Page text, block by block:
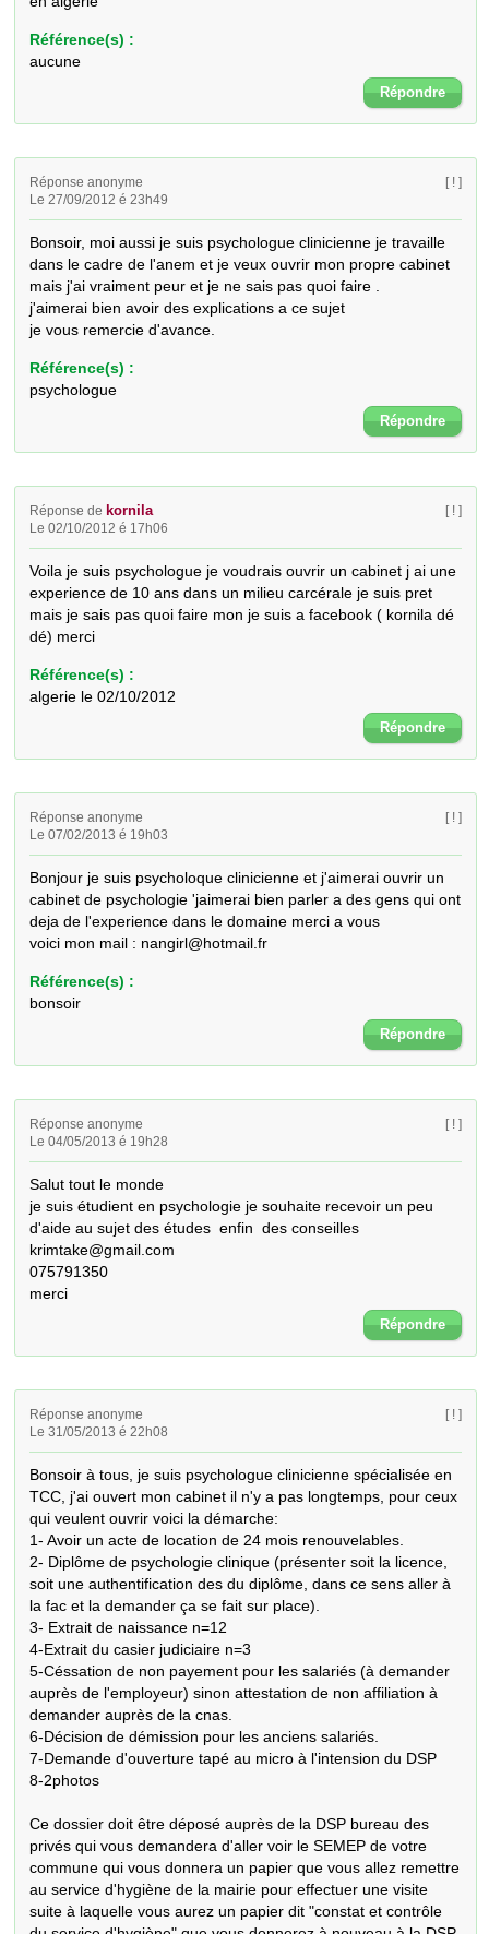
Référence(s) :
aucune
Répondre
Réponse anonyme
Le 27/09/2012 é 23h49
[ ! ]
Bonsoir, moi aussi je suis psychologue clinicienne je travaille
dans le cadre de l'anem et je veux ouvrir mon propre cabinet
mais j'ai vraiment peur et je ne sais pas quoi faire .
j'aimerai bien avoir des explications a ce sujet
je vous remercie d'avance.
Référence(s) :
psychologue
Répondre
Réponse de kornila
Le 02/10/2012 é 17h06
[ ! ]
Voila je suis psychologue je voudrais ouvrir un cabinet j ai une
experience de 10 ans dans un milieu carcérale je suis pret
mais je sais pas quoi faire mon je suis a facebook ( kornila dé
dé) merci
Référence(s) :
algerie le 02/10/2012
Répondre
Réponse anonyme
Le 07/02/2013 é 19h03
[ ! ]
Bonjour je suis psycholoque clinicienne et j'aimerai ouvrir un
cabinet de psychologie 'jaimerai bien parler a des gens qui ont
deja de l'experience dans le domaine merci a vous
voici mon mail : nangirl@hotmail.fr
Référence(s) :
bonsoir
Répondre
Réponse anonyme
Le 04/05/2013 é 19h28
[ ! ]
Salut tout le monde
je suis étudient en psychologie je souhaite recevoir un peu
d'aide au sujet des études  enfin  des conseilles
krimtake@gmail.com
075791350
merci
Répondre
Réponse anonyme
Le 31/05/2013 é 22h08
[ ! ]
Bonsoir à tous, je suis psychologue clinicienne spécialisée en
TCC, j'ai ouvert mon cabinet il n'y a pas longtemps, pour ceux
qui veulent ouvrir voici la démarche:
1- Avoir un acte de location de 24 mois renouvelables.
2- Diplôme de psychologie clinique (présenter soit la licence,
soit une authentification des du diplôme, dans ce sens aller à
la fac et la demander ça se fait sur place).
3- Extrait de naissance n=12
4-Extrait du casier judiciaire n=3
5-Céssation de non payement pour les salariés (à demander
auprès de l'employeur) sinon attestation de non affiliation à
demander auprès de la cnas.
6-Décision de démission pour les anciens salariés.
7-Demande d'ouverture tapé au micro à l'intension du DSP
8-2photos
Ce dossier doit être déposé auprès de la DSP bureau des
privés qui vous demandera d'aller voir le SEMEP de votre
commune qui vous donnera un papier que vous allez remettre
au service d'hygiène de la mairie pour effectuer une visite
suite à laquelle vous aurez un papier dit "constat et contrôle